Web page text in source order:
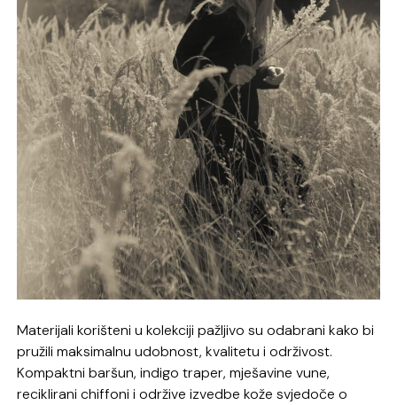
Materijali korišteni u kolekciji pažljivo su odabrani kako bi
pružili maksimalnu udobnost, kvalitetu i održivost.
Kompaktni baršun, indigo traper, mješavine vune,
reciklirani chiffoni i održive izvedbe kože svjedoče o